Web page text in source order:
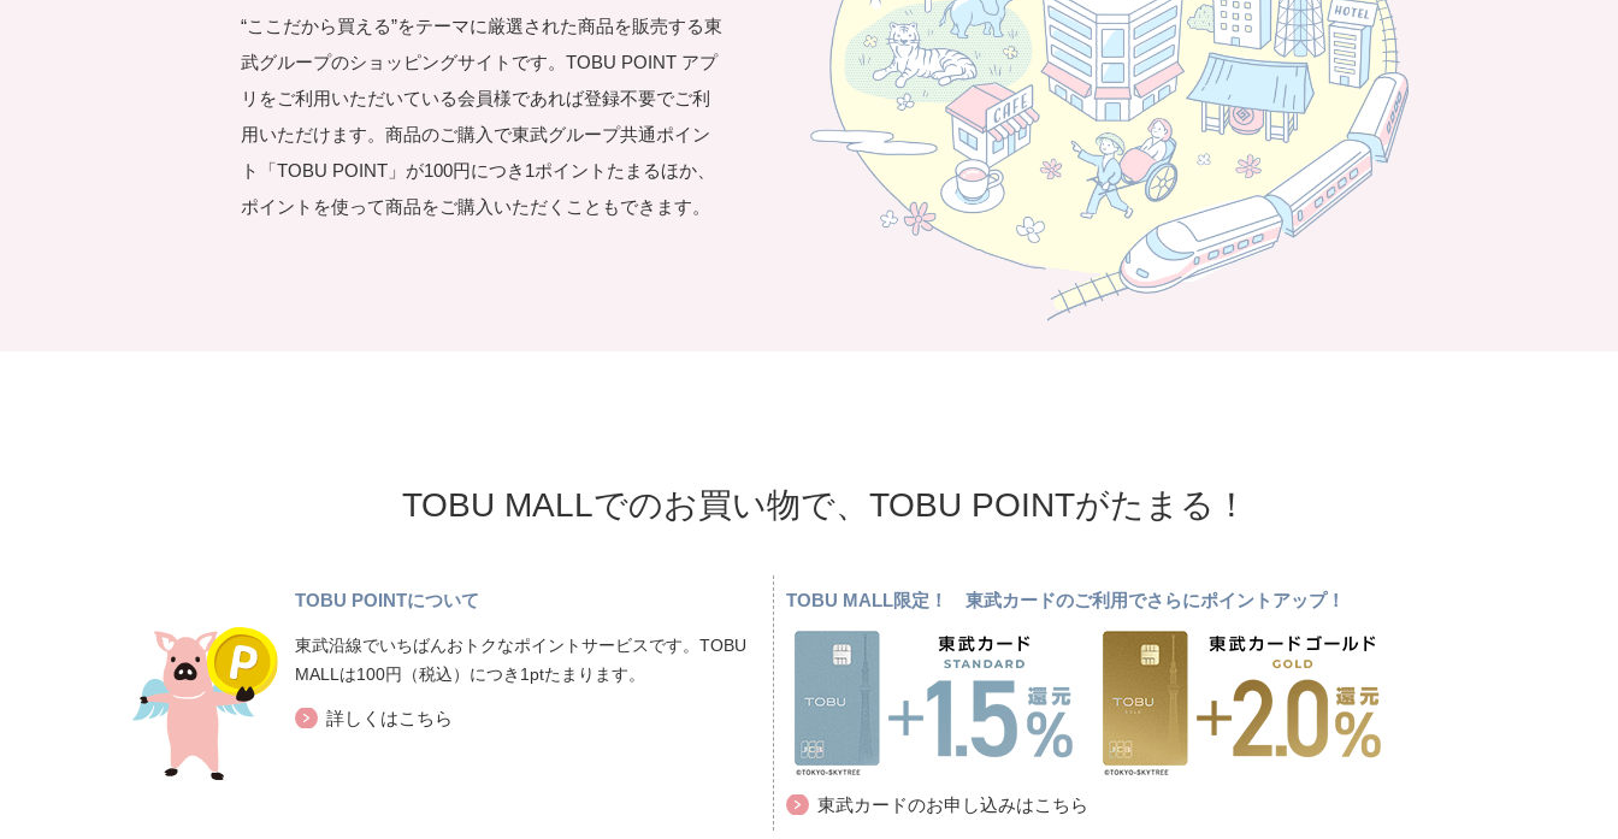
“ここだから買える”をテーマに厳選された商品を販売する東
武グループのショッピングサイトです。TOBU POINT アプ
リをご利用いただいている会員様であれば登録不要でご利
用いただけます。商品のご購入で東武グループ共通ポイン
ト「TOBU POINT」が100円につき1ポイントたまるほか、
ポイントを使って商品をご購入いただくこともできます。
TOBU MALLでのお買い物で、TOBU POINTがたまる！
TOBU POINTについて
東武沿線でいちばんおトクなポイントサービスです。TOBU
MALLは100円（税込）につき1ptたまります。
詳しくはこちら
TOBU MALL限定！ 東武カードのご利用でさらにポイントアップ！
東武カードのお申し込みはこちら